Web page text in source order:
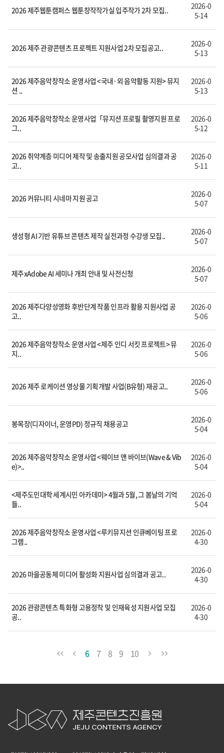
2026 제주웹툰캠퍼스 웹툰창작작가실 입주작가 2차 모집..
2026-0
5-14
2026 제주 관광콘텐츠 프로젝트 지원사업 2차 모집공고..
2026-0
5-13
2026 제주음악창작소 운영사업 <국내·외 음악활동 지원> 뮤지
션 ..
2026-0
5-13
2026 제주음악창작소 운영사업「뮤지션 프로필 촬영지원 프로
그..
2026-0
5-12
2026 취약계층 미디어 제작 및 송출지원 공모사업 심의결과 공
고..
2026-0
5-11
2026 커뮤니티 시네마 지원 공고
2026-0
5-07
생성형 AI 기반 유튜브 콘텐츠 제작 실전과정 수강생 모집..
2026-0
5-07
제주xAdobe AI 세미나 개최 안내 및 사전신청
2026-0
5-07
2026 제주다양성영화 후반단계 작품 인프라 활용 지원사업 공
고..
2026-0
5-06
2026 제주음악창작소 운영사업 <제주 인디 서킷 프로젝트> 뮤
지..
2026-0
5-06
2026 제주 로케이션 영상물 기획개발 사업(B유형) 재공고..
2026-0
5-06
봉목장(디자이너, 운영PD) 정규직 채용공고
2026-0
5-04
2026 제주음악창작소 운영사업 <웨이브 앤 바이브(Wave & Vib
e)>..
2026-0
5-04
<제주도민대학 세계시민 아카데미> 4월과 5월, 그 봄날의 기억
들..
2026-0
5-04
2026 제주음악창작소 운영사업 <루키뮤지션 인큐베이팅 프로
그램..
2026-0
4-30
2026 마을공동체 미디어 활성화 지원사업 심의결과 공고..
2026-0
4-30
2026 관광콘텐츠 특화형 고용정착 및 인재육성 지원사업 모집
공..
2026-0
4-30
6 7 8 9 10